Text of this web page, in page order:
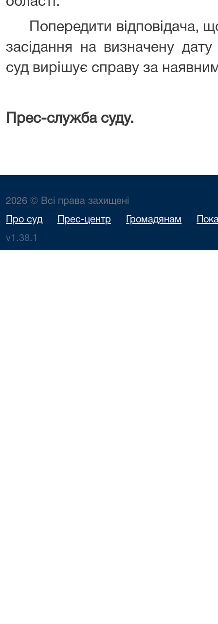
Попередити відповідача,
засідання на визначену
суд вирішує справу за
Прес-служба суду.
2026 © Всі права захищені
Про суд Прес-центр Громадянам
v1.38.1